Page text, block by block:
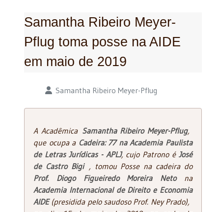
Samantha Ribeiro Meyer-
Pflug toma posse na AIDE
em maio de 2019
Detalhes Samantha Ribeiro Meyer-Pflug
A Acadêmica Samantha Ribeiro Meyer-Pflug,
que ocupa a Cadeira: 77 na Academia Paulista
de Letras Jurídicas - APLJ, cujo Patrono é José
de Castro Bigi, tomou Posse na cadeira do
Prof. Diogo Figueiredo Moreira Netona
Academia Internacional de Direito e Economia
AIDE(presidida pelo saudoso Prof. Ney Prado),